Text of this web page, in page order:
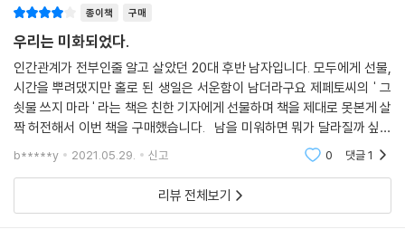
이놈의 세상
만날 그대로입니다.
---「태안화력 하청 근로자 고 김용균 씨 빈소 조문 행렬」중에서
그랬지.
멀리, 초가 위로 번지는
연기를 바라보며
짧은 하루를 아쉬워했지.
길가엔 코스모스 흐드러지고
최근 몇 년간 우리는 참 많은 변화를 겪었고, 목격해왔다. 촛불을 든 연인원
천만 명의 시민이 국정농단 사태와 세월호 참사 등 실정의 책임을 물어 대
통령 퇴진을 요구하였고, 탄핵을 끌어냈다. 정권 교체 이후 성사된 남북, 북
미 간의 정상회담은 항구적 평화를 바라는 세계인의 이목을 끌었으나, 교
착 상태에 빠졌다. 그러던 어느 날, 예상치 못한 정체불명의 바이러스가 나
타났다. 준비되지 않은 세계는 우왕좌왕하며 팬데믹의 수렁에 빠졌다. 매
일 가늠할 수도 없을 만큼의 뉴스들이 연일 쏟아졌다. 하지만 굵직한 이슈
들 사이로 노동 약자의 억울한 죽음은 변함없이 줄을 이었다. 소외된 이들
은 마지막까지 외롭게 떠났다. 그때와 지금의 우리가 얼마나 달라졌을까를
생각하면 한없이 침잠하게 될 뿐이다. 그렇다고 사건 사고, 갈등과 반목의
종이책 구매
우리는 미화되었다.
인간관계가 전부인줄 알고 살았던 20대 후반 남자입니다. 모두에게 선물,
시간을 뿌려댔지만 홀로 된 생일은 서운함이 남더라구요 제페토씨의 ' 그
쇳물 쓰지 마라 ' 라는 책은 친한 기자에게 선물하며 책을 제대로 못본게 살
짝 허전해서 이번 책을 구매했습니다. 남을 미워하면 뭐가 달라질까 싶어
서 제가 업그레이드 되기로 했습니다. 누군가 저에게 니가 달라지면 니 주
b*****y 2021.05.29. 신고 0 댓글1
리뷰 전체보기